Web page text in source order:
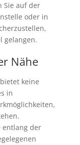
Sie auf der
oder in
gelangen.
Nähe
keine
in
entlang der